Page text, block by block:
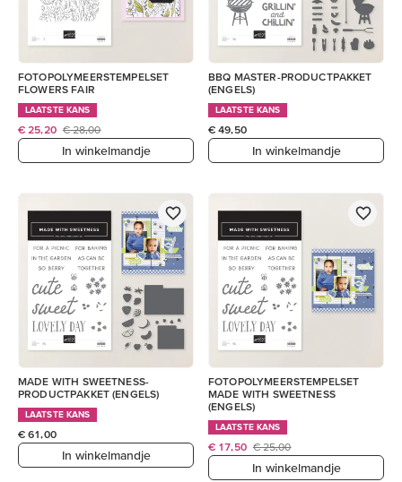
FOTOPOLYMEERSTEMPELSET
FLOWERS FAIR
LAATSTE KANS
€ 25,20 € 28,00
In winkelmandje
BBQ MASTER-PRODUCTPAKKET
(ENGELS)
LAATSTE KANS
€ 49,50
In winkelmandje
MADE WITH SWEETNESS-
PRODUCTPAKKET (ENGELS)
LAATSTE KANS
€ 61,00
In winkelmandje
FOTOPOLYMEERSTEMPELSET
MADE WITH SWEETNESS
(ENGELS)
LAATSTE KANS
€ 17,50 € 25,00
In winkelmandje